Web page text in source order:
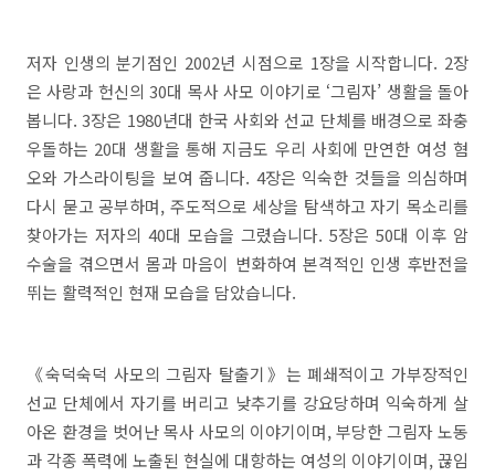
저자 인생의 분기점인 2002년 시점으로 1장을 시작합니다. 2장
은 사랑과 헌신의 30대 목사 사모 이야기로 ‘그림자’ 생활을 돌아
봅니다. 3장은 1980년대 한국 사회와 선교 단체를 배경으로 좌충
우돌하는 20대 생활을 통해 지금도 우리 사회에 만연한 여성 혐
오와 가스라이팅을 보여 줍니다. 4장은 익숙한 것들을 의심하며
다시 묻고 공부하며, 주도적으로 세상을 탐색하고 자기 목소리를
찾아가는 저자의 40대 모습을 그렸습니다. 5장은 50대 이후 암
수술을 겪으면서 몸과 마음이 변화하여 본격적인 인생 후반전을
뛰는 활력적인 현재 모습을 담았습니다.
《숙덕숙덕 사모의 그림자 탈출기》는 폐쇄적이고 가부장적인
선교 단체에서 자기를 버리고 낮추기를 강요당하며 익숙하게 살
아온 환경을 벗어난 목사 사모의 이야기이며, 부당한 그림자 노동
과 각종 폭력에 노출된 현실에 대항하는 여성의 이야기이며, 끊임